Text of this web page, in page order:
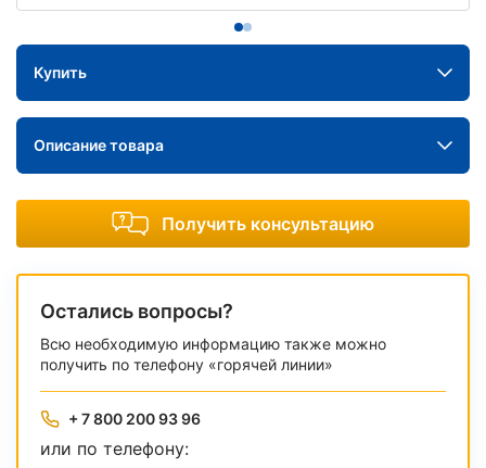
Купить
Описание товара
Получить консультацию
Остались вопросы?
Всю необходимую информацию также можно
получить по телефону «горячей линии»
+ 7 800 200 93 96
или по телефону: